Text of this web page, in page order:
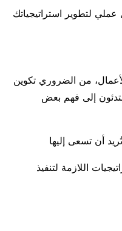
عملي لتطوير استراتيجياتك
من الضروري تكوين
إلى فهم بعض
أن تسعى إليها
اللازمة لتنفيذ